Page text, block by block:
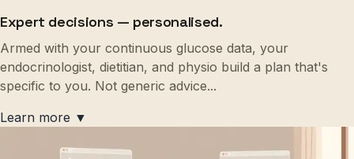
Expert decisions — personalised.
Armed with your continuous glucose data, your
endocrinologist, dietitian, and physio build a plan that's
specific to you. Not generic advice...
Learn more ▼